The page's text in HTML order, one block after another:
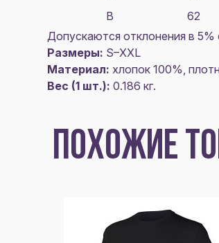
B
62
Допускаются отклонения в
Размеры: S–XXL
Материал: хлопок 100%,
Вес (1 шт.): 0.186 кг.
ПОХОЖИЕ